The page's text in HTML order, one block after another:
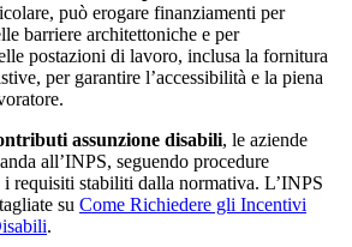
può erogare finanziamenti per
barriere architettoniche e per
postazioni di lavoro, inclusa la fornitura
per garantire l’accessibilità e la piena
assunzione disabili, le aziende
all’INPS, seguendo procedure
i requisiti stabiliti dalla normativa. L’INPS
su Come Richiedere gli Incentivi
.